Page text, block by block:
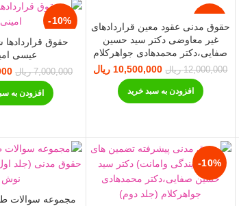
قیمت فعلی:
حقوق مدنی عقود معین قراردادهای
غیر معاوضی دکتر سید حسین
صفایی،دکتر محمدهادی جواهرکلام
12,000,000 ریال
قیمت اصلی:
بود.
10,500,000 ریال
قیمت فعلی:
10,500,000 ریال.
افزودن به سبد خرید
-10%
حقوق قراردادها
عیسی
7,000,000 ریال
افزودن به
-10%
مجموعه سوالات